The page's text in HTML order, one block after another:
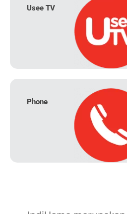
Usee TV
Phone